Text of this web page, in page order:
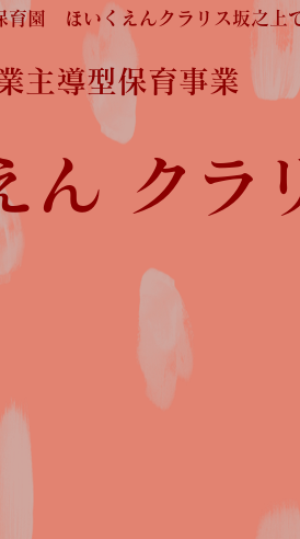
育園 ほいくえんクラリス坂之上
主導型保育事業
ん クラ